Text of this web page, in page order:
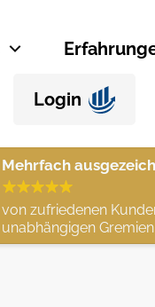
Login
Mehrfach
von zufriedenen
unabhängigen Gremien